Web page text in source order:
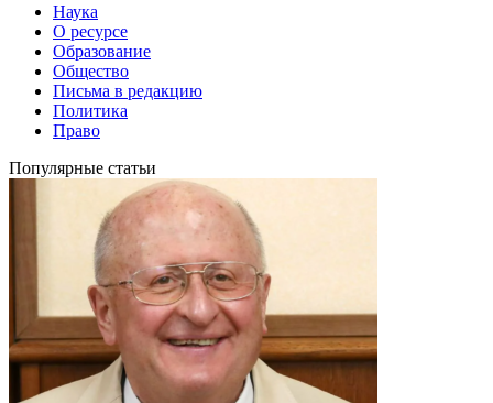
Наука
О ресурсе
Образование
Общество
Письма в редакцию
Политика
Право
Популярные статьи